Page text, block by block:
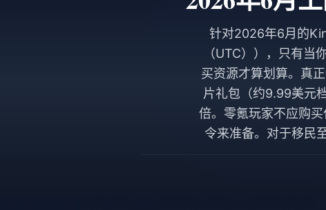
针对2026年6月的
（UTC）），只有当
买资源才算划算。真
片礼包（约9.99美元
倍。零氪玩家不应购
令来准备。对于移民